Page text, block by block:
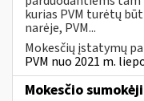
kurias PVM turėtų
narėje, PVM...
Mokesčių įstatymų
PVM nuo 2021 m.
Mokesčio